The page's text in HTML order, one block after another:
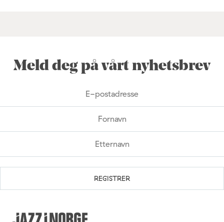
Meld deg på vårt nyhetsbrev